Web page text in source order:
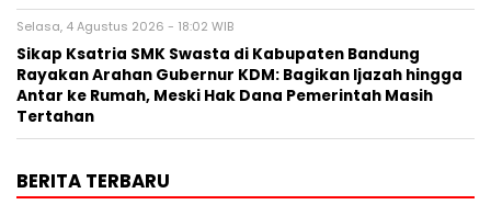
Selasa, 4 Agustus 2026 - 18:02 WIB
Sikap Ksatria SMK Swasta di Kabupaten Bandung
Rayakan Arahan Gubernur KDM: Bagikan Ijazah hingga
Antar ke Rumah, Meski Hak Dana Pemerintah Masih
Tertahan
BERITA TERBARU